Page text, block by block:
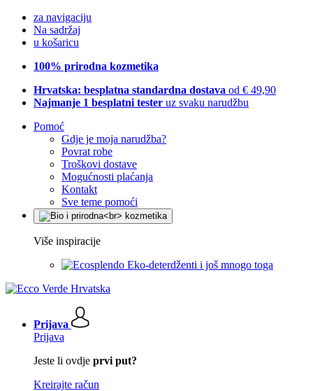
za navigaciju
Na sadržaj
u košaricu
100% prirodna kozmetika
Hrvatska: besplatna standardna dostava od € 49,90
Najmanje 1 besplatni tester uz svaku narudžbu
Pomoć
Gdje je moja narudžba?
Povrat robe
Troškovi dostave
Mogućnosti plaćanja
Kontakt
Sve teme pomoći
Više inspiracije
Eko-deterdženti i još mnogo toga
Prijava
Prijava
Jeste li ovdje prvi put?
Kreirajte račun